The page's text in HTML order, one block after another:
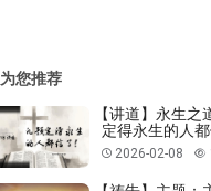
为您推荐
【讲道】永生之
定得永生的人
2026-02-08